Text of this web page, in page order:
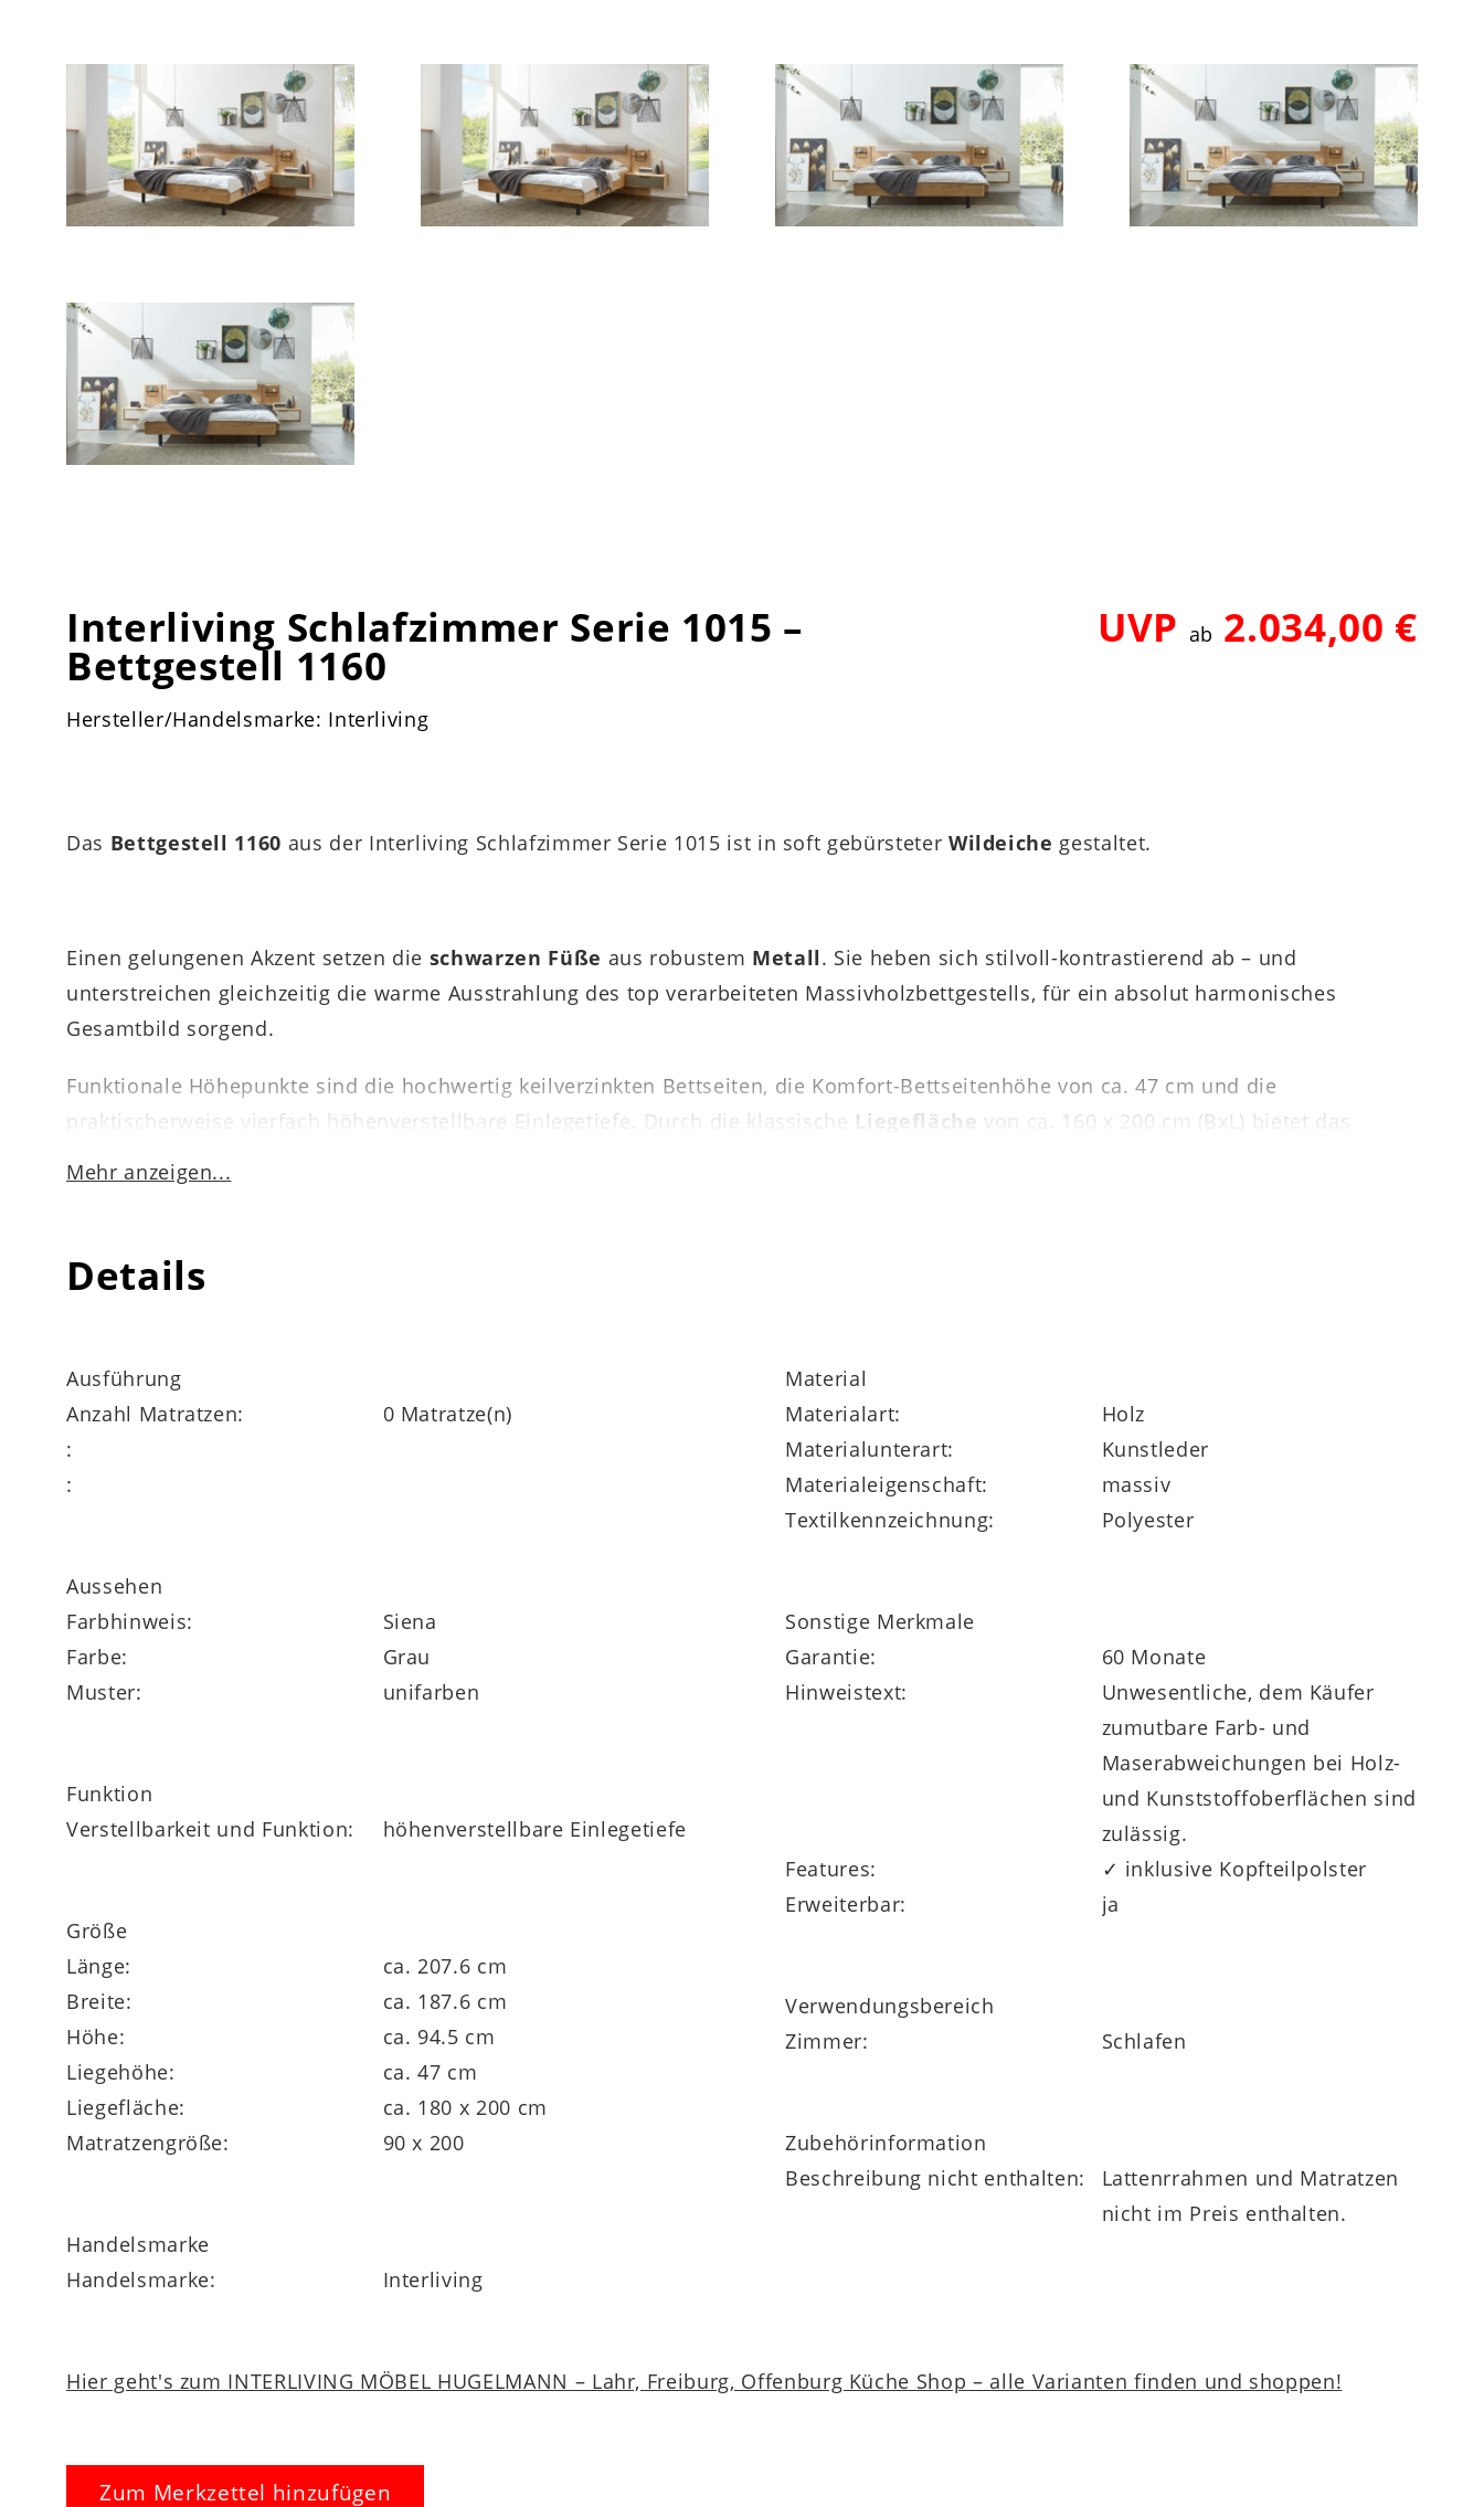
Interliving Schlafzimmer Serie 1015 –
Bettgestell 1160
UVP ab 2.034,00 €
Hersteller/Handelsmarke: Interliving
Das Bettgestell 1160 aus der Interliving Schlafzimmer Serie 1015 ist in soft gebürsteter Wildeiche gestaltet.
Einen gelungenen Akzent setzen die schwarzen Füße aus robustem Metall. Sie heben sich stilvoll-kontrastierend ab – und
unterstreichen gleichzeitig die warme Ausstrahlung des top verarbeiteten Massivholzbettgestells, für ein absolut harmonisches
Gesamtbild sorgend.
Funktionale Höhepunkte sind die hochwertig keilverzinkten Bettseiten, die Komfort-Bettseitenhöhe von ca. 47 cm und die
praktischerweise vierfach höhenverstellbare Einlegetiefe. Durch die klassische Liegefläche von ca. 160 x 200 cm (BxL) bietet das
Mehrpreis lieferbar.
Höhen zur Wahl. Auch Sonderanfertigungen lassen sich realisieren. Das Doppelbettgestell ist Teil eines umfassenden, individuell
Mehr anzeigen...
Details
Ausführung
Anzahl Matratzen:
0 Matratze(n)
:
:
Aussehen
Farbhinweis:
Siena
Farbe:
Grau
Muster:
unifarben
Funktion
Verstellbarkeit und Funktion:
höhenverstellbare Einlegetiefe
Größe
Länge:
ca. 207.6 cm
Breite:
ca. 187.6 cm
Höhe:
ca. 94.5 cm
Liegehöhe:
ca. 47 cm
Liegefläche:
ca. 180 x 200 cm
Matratzengröße:
90 x 200
Handelsmarke
Handelsmarke:
Interliving
Material
Materialart:
Holz
Materialunterart:
Kunstleder
Materialeigenschaft:
massiv
Textilkennzeichnung:
Polyester
Sonstige Merkmale
Garantie:
60 Monate
Hinweistext:
Unwesentliche, dem Käufer
zumutbare Farb- und
Maserabweichungen bei Holz-
und Kunststoffoberflächen sind
zulässig.
Features:
✓ inklusive Kopfteilpolster
Erweiterbar:
ja
Verwendungsbereich
Zimmer:
Schlafen
Zubehörinformation
Beschreibung nicht enthalten:
Lattenrrahmen und Matratzen
nicht im Preis enthalten.
Hier geht's zum INTERLIVING MÖBEL HUGELMANN – Lahr, Freiburg, Offenburg Küche Shop – alle Varianten finden und shoppen!
Zum Merkzettel hinzufügen